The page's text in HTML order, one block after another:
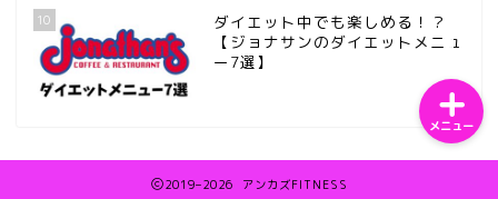
10
ダイエット中でも楽しめる！？
【ジョナサンのダイエットメニュ
ー7選】
2019–2026 アンカズFITNESS
メニュー